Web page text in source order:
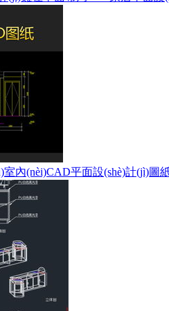
內(nèi)CAD平面設(shè)計(jì)圖